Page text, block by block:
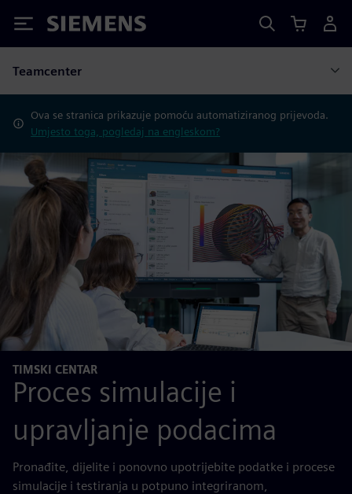
Siemens
Teamcenter
Ova se stranica prikazuje pomoću automatiziranog prijevoda.
Umjesto toga, pogledaj na engleskom?
TIMSKI CENTAR
Proces simulacije i
upravljanje podacima
Pronađite, dijelite i ponovno upotrijebite podatke i procese
simulacije i testiranja u potpuno integriranom,